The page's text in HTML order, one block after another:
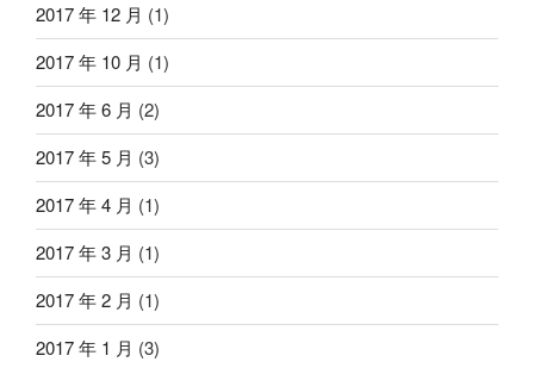
2017 年 12 月 (1)
2017 年 10 月 (1)
2017 年 6 月 (2)
2017 年 5 月 (3)
2017 年 4 月 (1)
2017 年 3 月 (1)
2017 年 2 月 (1)
2017 年 1 月 (3)